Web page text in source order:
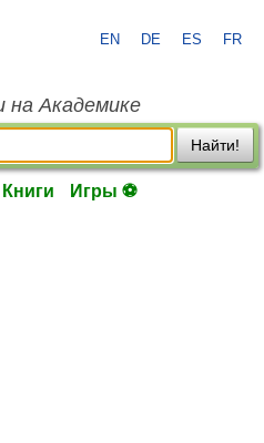
EN DE ES FR
на Академике
Найти!
Книги Игры ⚽